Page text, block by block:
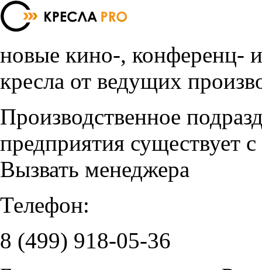
новые кино-, конференц-
кресла от ведущих
Производственное
предприятия существует
Вызвать менеджера
Телефон:
8 (499) 918-05-36